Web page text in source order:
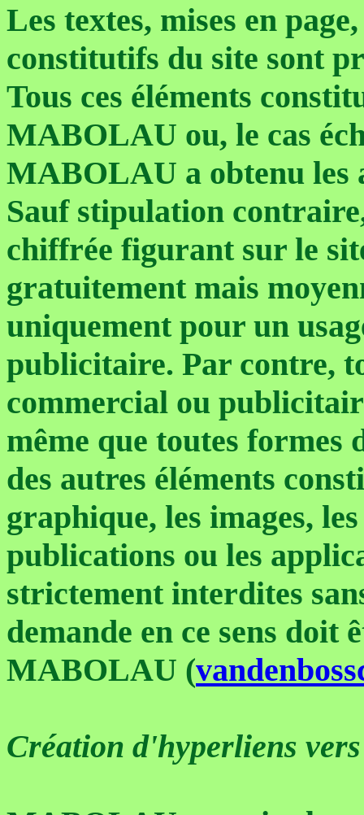
Les textes, mises en
constitutifs du site sont
Tous ces éléments
MABOLAU ou, le cas
MABOLAU a obtenu les
Sauf stipulation
chiffrée figurant sur le
gratuitement mais
uniquement pour un
publicitaire. Par contre,
commercial ou
même que toutes
des autres éléments
graphique, les images,
publications ou les
strictement interdites
demande en ce sens doit
MABOLAU (
Création d'hyperliens